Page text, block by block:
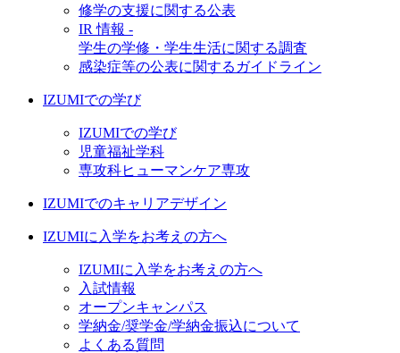
修学の支援に関する公表
IR 情報 -
学生の学修・学生生活に関する調査
感染症等の公表に関するガイドライン
IZUMIでの学び
IZUMIでの学び
児童福祉学科
専攻科ヒューマンケア専攻
IZUMIでのキャリアデザイン
IZUMIに入学をお考えの方へ
IZUMIに入学をお考えの方へ
入試情報
オープンキャンパス
学納金/奨学金/学納金振込について
よくある質問